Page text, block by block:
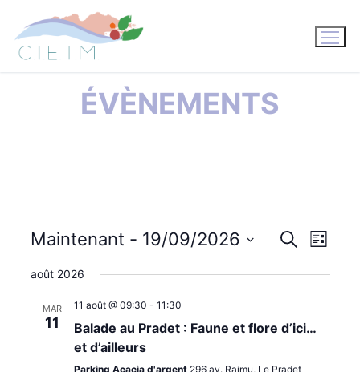
contenu
ÉVÈNEMENTS
Recherche
DE
Liste
Maintenant - 19/09/2026
date.
août 2026
MAR
11
11 août @ 09:30 - 11:30
Balade au Pradet : Faune et flore d’ici…
et d’ailleurs
Parking Acacia d'argent 296 av. Raimu, Le Pradet